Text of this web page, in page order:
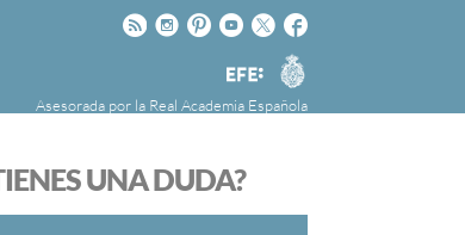
Facebook
Twitter
Youtube
Pinteres
Instagram
Rss
Agencia
EFE
Asesorada por la Real Academia Española
es una fundación patrocinada por
UNA DUDA?